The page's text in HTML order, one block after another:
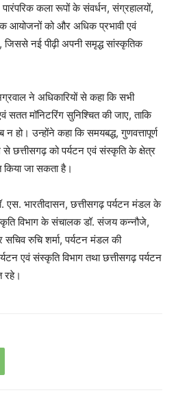
कला रूपों के संवर्धन, संग्रहालयों,
आयोजनों को और अधिक प्रभावी एवं
जिससे नई पीढ़ी अपनी समृद्ध सांस्कृतिक
ने अधिकारियों से कहा कि सभी
सतत मॉनिटरिंग सुनिश्चित की जाए, ताकि
हो। उन्होंने कहा कि समयबद्ध, गुणवत्तापूर्ण
से छत्तीसगढ़ को पर्यटन एवं संस्कृति के क्षेत्र
किया जा सकता है।
एस. भारतीदासन, छत्तीसगढ़ पर्यटन मंडल के
विभाग के संचालक डॉ. संजय कन्नौजे,
रुचि शर्मा, पर्यटन मंडल की
एवं संस्कृति विभाग तथा छत्तीसगढ़ पर्यटन
रहे।